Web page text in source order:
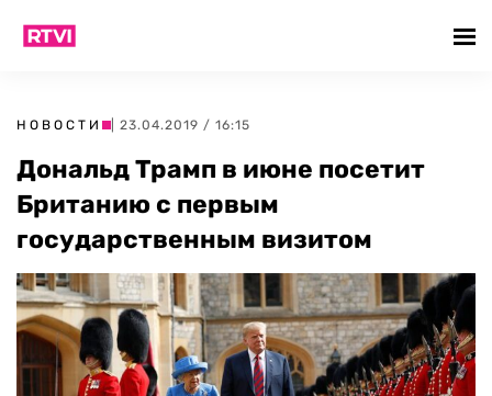
НОВОСТИ | 23.04.2019 / 16:15
Дональд Трамп в июне посетит
Британию с первым
государственным визитом